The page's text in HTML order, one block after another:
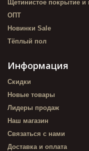
Щетинистое покрытие и
ОПТ
Новинки Sale
Тёплый пол
Информация
Скидки
Новые товары
Лидеры продаж
Наш магазин
Связаться с нами
Доставка и оплата